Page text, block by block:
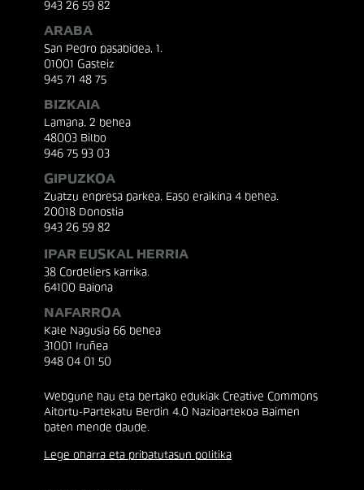
943 26 59 82
ARABA
San Pedro pasabidea, 1.
01001 Gasteiz
945 71 48 75
BIZKAIA
Lamana, 2 behea
48003 Bilbo
946 75 93 03
GIPUZKOA
Zuatzu enpresa parkea, Easo eraikina 4 behea.
20018 Donostia
943 26 59 82
IPAR EUSKAL HERRIA
38 Cordeliers karrika.
64100 Baiona
NAFARROA
Kale Nagusia 66 behea
31001 Iruñea
948 04 01 50
Webgune hau eta bertako edukiak Creative Commons
Aitortu-Partekatu Berdin 4.0 Nazioartekoa Baimen
baten mende daude.
Lege oharra eta pribatutasun politika